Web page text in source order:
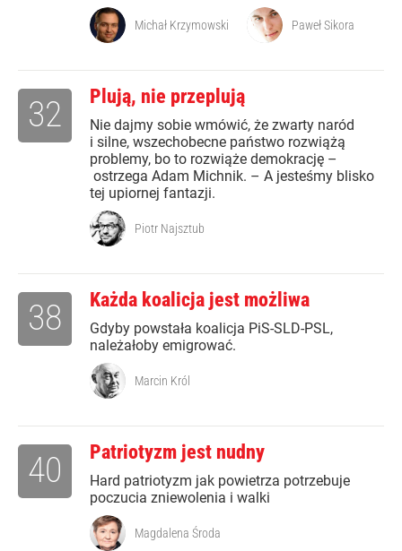
Michał Krzymowski Paweł Sikora
Plują, nie przeplują
Nie dajmy sobie wmówić, że zwarty naród
i silne, wszechobecne państwo rozwiążą
problemy, bo to rozwiąże demokrację –
ostrzega Adam Michnik. – A jesteśmy blisko
tej upiornej fantazji.
32
Piotr Najsztub
Każda koalicja jest możliwa
Gdyby powstała koalicja PiS-SLD-PSL,
należałoby emigrować.
38
Marcin Król
Patriotyzm jest nudny
Hard patriotyzm jak powietrza potrzebuje
poczucia zniewolenia i walki
40
Magdalena Środa